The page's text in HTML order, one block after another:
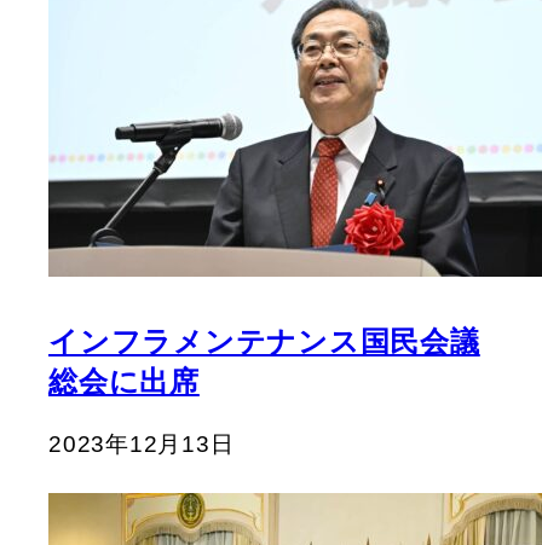
インフラメンテナンス国民会議
総会に出席
2023年12月13日